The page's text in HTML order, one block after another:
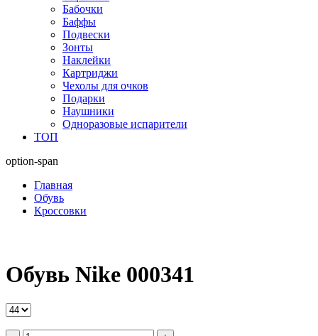
Бабочки
Баффы
Подвески
Зонты
Наклейки
Картриджи
Чехолы для очков
Подарки
Наушники
Одноразовые испарители
ТОП
option-span
Главная
Обувь
Кроссовки
Обувь Nike 000341